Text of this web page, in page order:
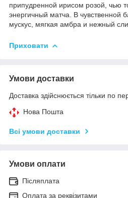
припудренной ирисом розой, чью
энергичный матча. В чувственной
мускус, мягкая амбра и нежный
Приховати
Умови доставки
Доставка здійснюється тільки по
Нова Пошта
Всі умови доставки
Умови оплати
Післяплата
Оплата за реквізитами